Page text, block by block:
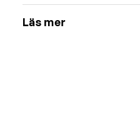
Läs mer